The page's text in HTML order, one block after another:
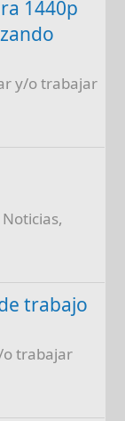
1440p
y/o trabajar
trabajo
o trabajar